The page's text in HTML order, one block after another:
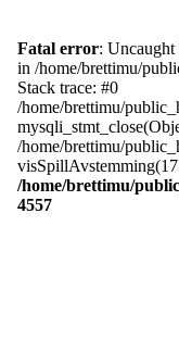
Fatal error: Uncaught
in /home/brettimu/
Stack trace: #0
/home/brettimu/
/home/brettimu/
/home/brettimu/
4557